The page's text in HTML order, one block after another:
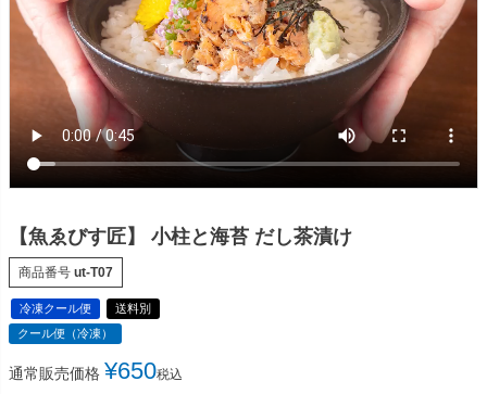
【魚ゑびす匠】 小柱と海苔 だし茶漬け
商品番号 ut-T07
冷凍クール便
送料別
クール便（冷凍）
通常販売価格 ¥650税込